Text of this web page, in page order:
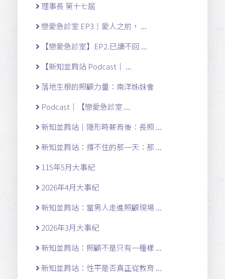
理事長 第十七屆
戀愛急診室 EP3｜愛人之前， ...
【戀愛急診室】EP2.已讀不回 ...
【新知並肩站 Podcast｜ ...
落地生根的照顧力量：南洋姊妹會
Podcast｜【戀愛急診室 ...
新知並肩站｜隱形時薪背後：長照 ...
新知並肩站：撐不住的那一天：那 ...
115年5月大事紀
2026年4月大事紀
新知並肩站：當男人走進照顧現場 ...
2026年3月大事紀
新知並肩站：照顧不是只有一種樣 ...
新知並肩站：性平是否真正從教育 ...